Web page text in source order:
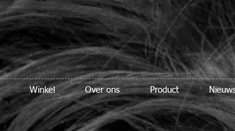
Winkel Over ons Product